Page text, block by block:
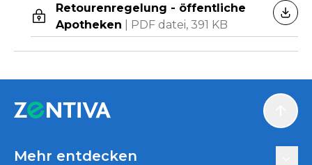
Retourenregelung - öffentliche
Apotheken
PDF datei, 391 KB
Mehr entdecken